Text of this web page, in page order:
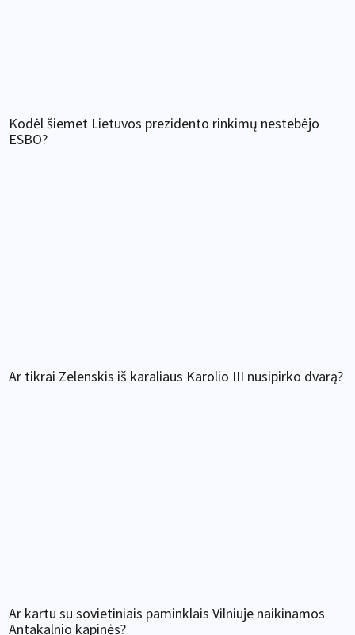
Kodėl šiemet Lietuvos prezidento rinkimų nestebėjo
ESBO?
Ar tikrai Zelenskis iš karaliaus Karolio III nusipirko dvarą?
Ar kartu su sovietiniais paminklais Vilniuje naikinamos
Antakalnio kapinės?